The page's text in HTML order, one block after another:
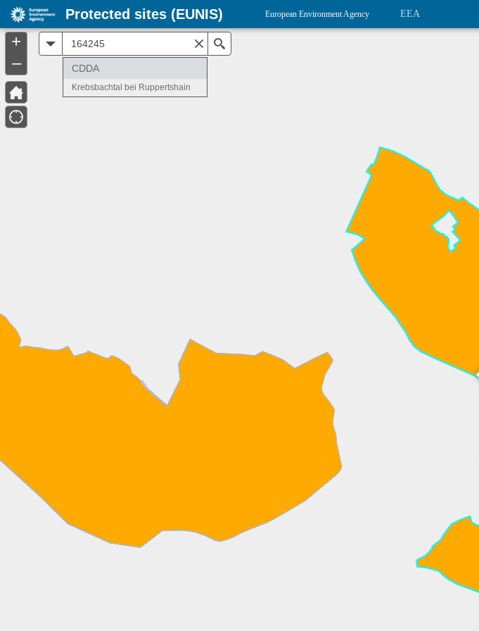
CDDA
Krebsbachtal bei Ruppertshain
+
–
Protected sites (EUNIS) European Environment Agency EEA